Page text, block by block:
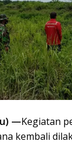
—Kegiatan
kembali